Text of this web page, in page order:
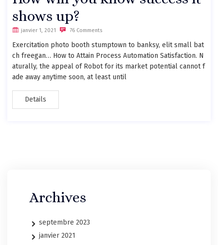
shows up?
janvier 1, 2021 76 Comments
Exercitation photo booth stumptown to banksy, elit small bat
ch freegan… How to Attain Process Automation Satisfaction. N
aturally, the appeal of Robot for its market potential cannot f
ade away anytime soon, at least until
Details
Archives
septembre 2023
janvier 2021